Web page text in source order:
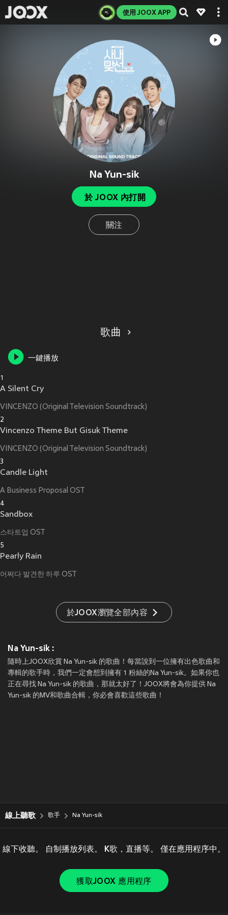
使用 JOOX APP
Na Yun-sik
於 JOOX 內打開
關注
歌曲
一鍵播放
1
A Silent Cry
VINCENZO (Original Television Soundtrack)
2
Vincenzo Theme But Gisuk Theme
VINCENZO (Original Television Soundtrack)
3
Candle Light
A Business Proposal OST
4
Sandbox
스타트업 OST
5
Pearly Rain
어쩌다 발견한 하루 OST
於JOOX瀏覽全部內容
Na Yun-sik :
隨時上JOOX欣賞 Na Yun-sik 的歌曲！每當說到一位擁有出色歌曲和
專輯的歌手時，我們一定會想到擁有 1 粉絲的Na Yun-sik。如果你也
正在尋找 Na Yun-sik 的歌曲，那就太好了！JOOX將會為你提供 Na
Yun-sik 的MV和歌曲合輯，你必會喜歡這些歌曲！
線上聽歌 歌手 Na Yun-sik
線下收聽。 自制播放列表。 K歌，直播等。 僅在應用程序中。
獲取JOOX 應用程序